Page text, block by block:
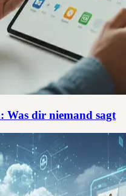
Was dir niemand sagt